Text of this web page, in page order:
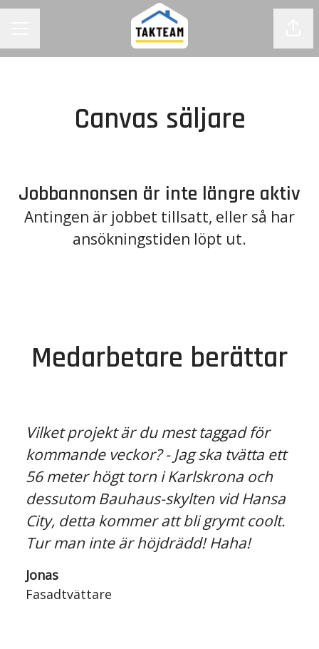
Canvas säljare
Jobbannonsen är inte längre aktiv
Antingen är jobbet tillsatt, eller så har
ansökningstiden löpt ut.
Medarbetare berättar
Vilket projekt är du mest taggad för
kommande veckor? - Jag ska tvätta ett
56 meter högt torn i Karlskrona och
dessutom Bauhaus-skylten vid Hansa
City, detta kommer att bli grymt coolt.
Tur man inte är höjdrädd! Haha!
Jonas
Fasadtvättare